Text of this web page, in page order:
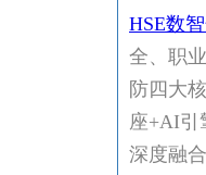
HSE数
全、职
防四大
座+AI引
深度融